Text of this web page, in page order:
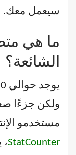
سيعمل معك.
ما هي
الشائعة؟
ولكن جزءًا
مستخدمو
StatCounter